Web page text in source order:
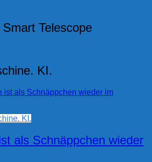
Telescope
KI.
KI.
als Schnäppchen wieder